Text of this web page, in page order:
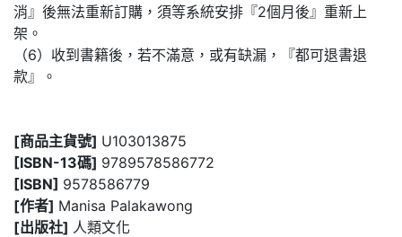
消』後無法重新訂購，須等系統安排『2個月後』重新上
架。
（6）收到書籍後，若不滿意，或有缺漏，『都可退書退
款』。
[商品主貨號] U103013875
[ISBN-13碼] 9789578586772
[ISBN] 9578586779
[作者] Manisa Palakawong
[出版社] 人類文化